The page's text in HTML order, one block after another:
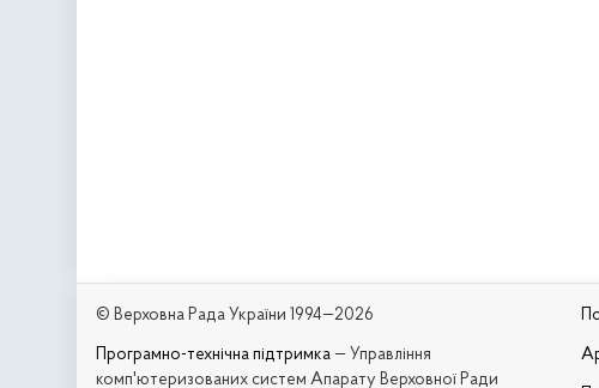
© Верховна Рада України 1994—2026
Програмно-технічна підтримка — Управління
комп'ютеризованих систем Апарату Верховної Ради